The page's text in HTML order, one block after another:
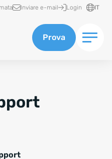
rapidoInviare e-mail Login IT
Prova